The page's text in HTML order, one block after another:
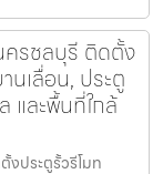
ครชลบุรี ติดตั้ง
นเลื่อน, ประตู
และพื้นที่ใกล้
ประตูรั้วรีโมท